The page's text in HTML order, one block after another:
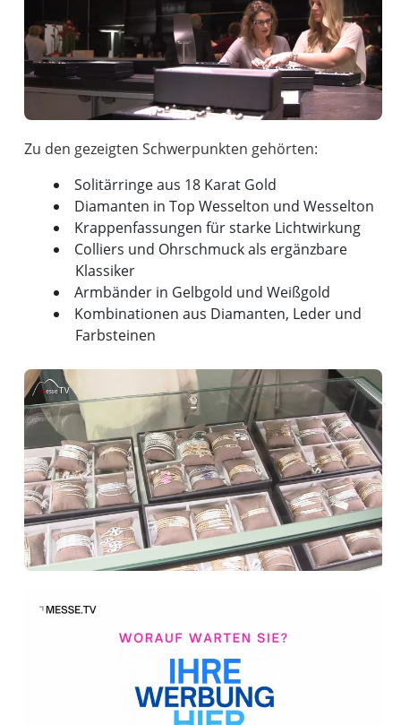
Solitärringe aus 18 Karat Gold
Diamanten in Top Wesselton und Wesselton
Krappenfassungen für starke Lichtwirkung
Colliers und Ohrschmuck als ergänzbare
Klassiker
Armbänder in Gelbgold und Weißgold
Kombinationen aus Diamanten, Leder und
Farbsteinen